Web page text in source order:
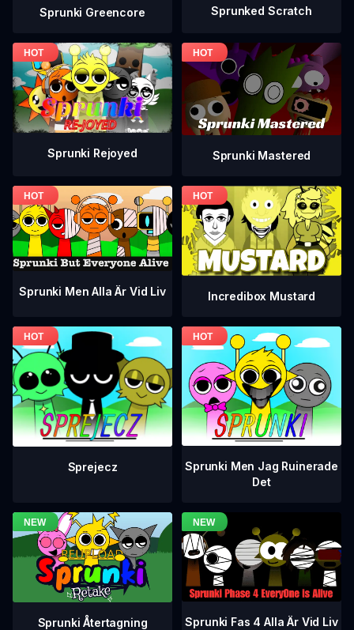
Sprunki Greencore Sprunked Scratch
Sprunki Rejoyed Sprunki Mastered
Sprunki Men Alla Är Vid Liv Incredibox Mustard
Sprejecz
Sprunki Men Jag Ruinerade
Det
Sprunki Återtagning
Sprunki Fas 4 Alla Är Vid Liv